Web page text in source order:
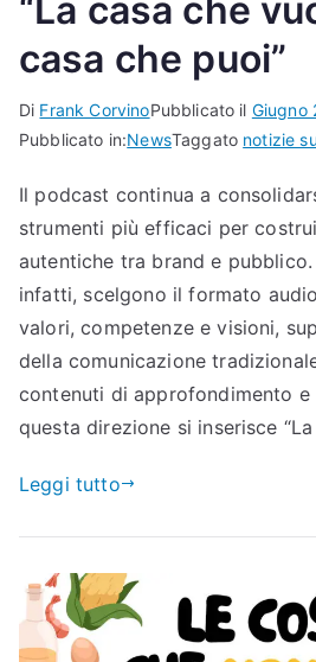
“La casa che
casa che puoi”
Di Frank CorvinoPubblicato il Giugno
Pubblicato in:NewsTaggato notizie
Il podcast continua a
strumenti più efficaci per
autentiche tra brand e
infatti, scelgono il formato
valori, competenze e visioni,
della comunicazione
contenuti di approfondimento e
questa direzione si inserisce
Leggi tutto